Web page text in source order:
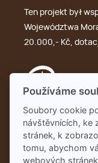
Ten projekt był
Województwa
20.000,- Kč,
GDPR
Používáme
Soubory cookie
návštěvnících, ke
stránek, k
tomu, abychom
webových